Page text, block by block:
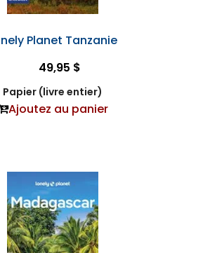
Planet Tanzanie
49,95 $
Papier (livre entier)
Ajoutez au panier